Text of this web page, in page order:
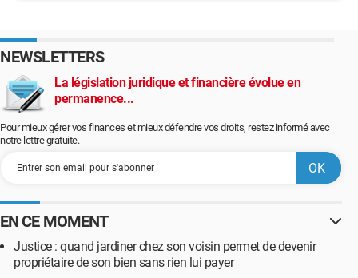
NEWSLETTERS
La législation juridique et financière évolue en
permanence...
Pour mieux gérer vos finances et mieux défendre vos droits, restez informé avec
notre lettre gratuite.
EN CE MOMENT
Justice : quand jardiner chez son voisin permet de devenir
propriétaire de son bien sans rien lui payer